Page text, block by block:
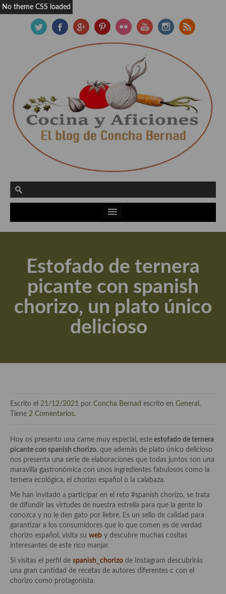
Actualidad y recomendaciones
Apuntes, estudios sobre temas interesantes e importantes
Aceite de Oliva Virgen Extra (AOVE)
Recetas maridadas con los mejores AOVES
Flores en la cocina recetas
En la mesa: menaje, vajilla, técnicas de emplatado, decoración
Historia de la gastronomía, platos celebres, cocineros, críticos,
historias culinarias y otras cosas
Origen y evolución de la comida
Protocolo y buenas maneras.
Ocio – restaurantes, bares, tabernas
Viajes eno-gastro-turísticos
En El Candelero
Las opiniones de la «Cocinera»
Estofado de ternera
picante con spanish
chorizo, un plato único
delicioso
Escrito el 21/12/2021 por Concha Bernad escrito en General .
Tiene 2 Comentarios.
Hoy os presento una carne muy especial, este estofado de ternera
picante con spanish chorizo, que además de plato único delicioso
nos presenta una serie de elaboraciones que todas juntos son una
maravilla gastronómica con unos ingredientes fabulosos como la
ternera ecológica, el chorizo español o la calabaza.
Me han invitado a participar en el reto #spanish chorizo, se trata
de difundir las virtudes de nuestra estrella para que la gente lo
conozca y no le den gato por liebre. Es un sello de calidad para
garantizar a los consumidores que lo que comen es de verdad
chorizo español, visita su web y descubre muchas cositas
interesantes de este rico manjar.
Si visitas el perfil de spanish_chorizo de Instagram descubrirás
una gran cantidad de recetas de autores diferentes c con el
chorizo como protagonista.
No theme CSS loaded